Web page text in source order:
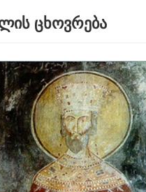
ცხოვრება